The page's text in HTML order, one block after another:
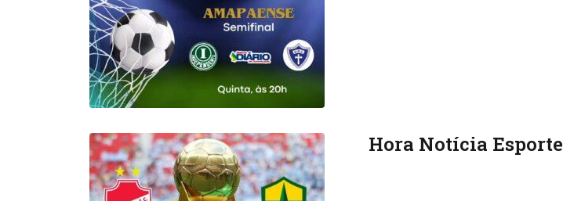
Hora Notícia Esporte